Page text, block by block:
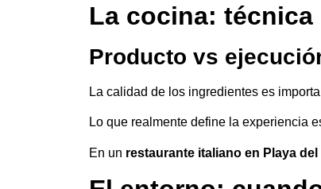
La cocina:
Producto vs
La calidad de los ingredientes es
Lo que realmente define la experiencia
En un restaurante italiano en Playa del